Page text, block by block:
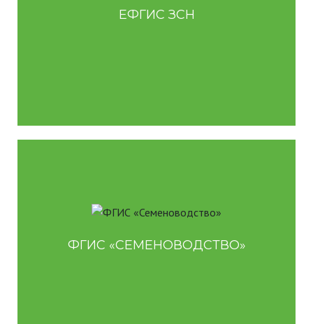
ЕФГИС ЗСНДля землепользователей
ФГИС «СЕМЕНОВОДСТВО»
Для органов власти
Для производителей, продавцов семян